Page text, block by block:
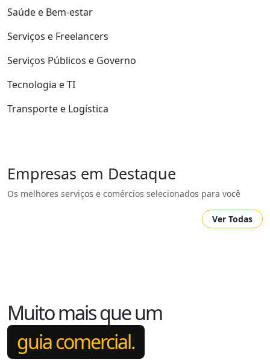
Saúde e Bem-estar
Serviços e Freelancers
Serviços Públicos e Governo
Tecnologia e TI
Transporte e Logística
Empresas em Destaque
Os melhores serviços e comércios selecionados para você
Ver Todas
Muito mais que um
guia comercial.